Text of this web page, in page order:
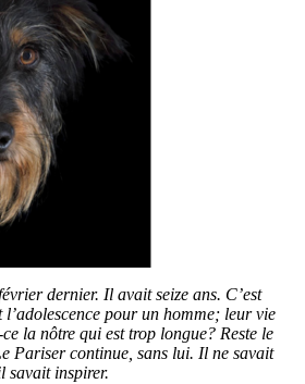
dernier. Il avait seize ans. C’est
l’adolescence pour un homme; leur vie
la nôtre qui est trop longue? Reste le
Pariser continue, sans lui. Il ne savait
savait inspirer.